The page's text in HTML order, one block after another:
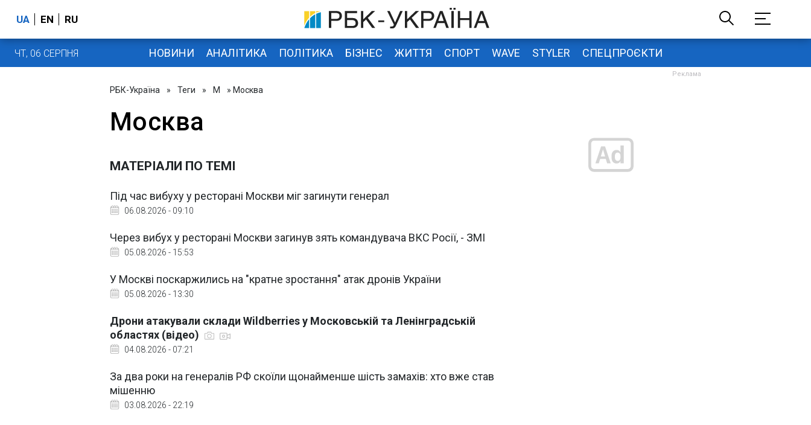
UA EN RU
ЧТ, 06 СЕРПНЯ НОВИНИ АНАЛІТИКА ПОЛІТИКА БІЗНЕС ЖИТТЯ СПОРТ WAVE STYLER СПЕЦПРОЄКТИ
РБК-Україна » Теги » М » Москва
Москва
МАТЕРІАЛИ ПО ТЕМІ
Під час вибуху у ресторані Москви міг загинути генерал
06.08.2026 - 09:10
Через вибух у ресторані Москви загинув зять командувача ВКС Росії, - ЗМІ
05.08.2026 - 15:53
У Москві поскаржились на "кратне зростання" атак дронів України
05.08.2026 - 13:30
Дрони атакували склади Wildberries у Московській та Ленінградській
областях (відео)
04.08.2026 - 07:21
За два роки на генералів РФ скоїли щонайменше шість замахів: хто вже став
мішенню
03.08.2026 - 22:19